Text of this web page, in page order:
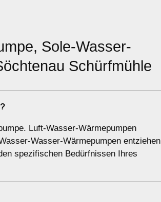
Sole-Wasser-
Schürfmühle
Luft-Wasser-Wärmepumpen
Wasser-Wärmepumpen entziehen
spezifischen Bedürfnissen Ihres